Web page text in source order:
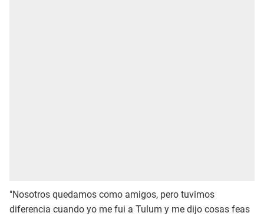
"Nosotros quedamos como amigos, pero tuvimos
diferencia cuando yo me fui a Tulum y me dijo cosas feas